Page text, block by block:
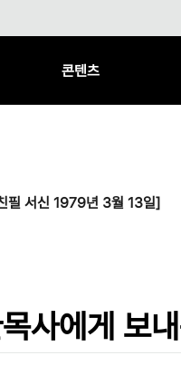
콘텐츠
필 서신 1979년 3월 13일]
사에게 보